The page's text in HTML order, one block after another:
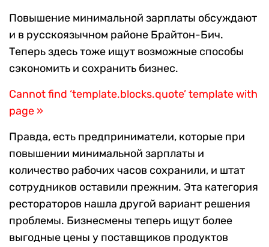
Повышение минимальной зарплаты обсуждают
и в русскоязычном районе Брайтон-Бич.
Теперь здесь тоже ищут возможные способы
сэкономить и сохранить бизнес.
Cannot find ‘template.blocks.quote’ template with
page »
Правда, есть предприниматели, которые при
повышении минимальной зарплаты и
количество рабочих часов сохранили, и штат
сотрудников оставили прежним. Эта категория
рестораторов нашла другой вариант решения
проблемы. Бизнесмены теперь ищут более
выгодные цены у поставщиков продуктов